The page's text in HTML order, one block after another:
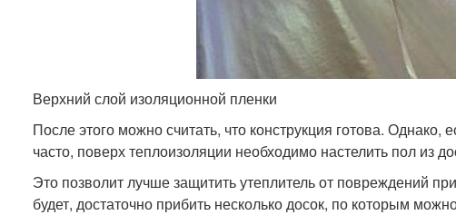
Верхний слой изоляционной пленки
После этого можно считать, что конструкция готова. Однако,
часто, поверх теплоизоляции необходимо настелить пол из
Это позволит лучше защитить утеплитель от повреждений
будет, достаточно прибить несколько досок, по которым